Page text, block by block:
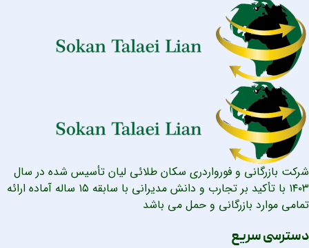
شرکت بازرگانی و فورواردری سکان طلائی لیان تأسیس شده در سال
۱۴۰۳ با تأکید بر تجارب و دانش مدیرانی با سابقه ۱۵ ساله آماده ارائه
تمامی موارد بازرگانی و حمل می باشد
دسترسی سریع